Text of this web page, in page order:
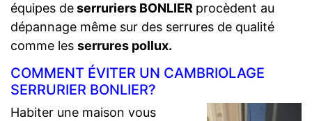
équipes deserruriers BONLIER procèdent au
dépannage même sur des serrures de qualité
comme les serrures pollux.
COMMENT ÉVITER UN CAMBRIOLAGE
SERRURIER BONLIER?
Habiter une maison vous